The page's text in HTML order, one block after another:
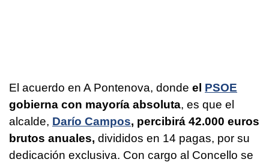
El acuerdo en A Pontenova, donde el PSOE
gobierna con mayoría absoluta, es que el
alcalde, Darío Campos, percibirá 42.000 euros
brutos anuales, divididos en 14 pagas, por su
dedicación exclusiva. Con cargo al Concello se